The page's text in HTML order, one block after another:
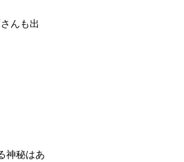
んも出
神秘はあ